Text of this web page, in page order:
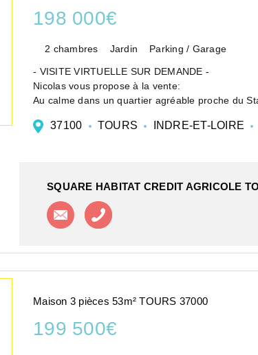
198 000€
2 chambres Jardin Parking / Garage
- VISITE VIRTUELLE SUR DEMANDE -
Nicolas vous propose à la vente:
Au calme dans un quartier agréable proche du
Elle se décompose comme suit : entrée, WC,
37100 TOURS INDRE-ET-LOIRE
SQUARE HABITAT CREDIT AGRICOLE
Contacter l'agence
Maison 3 pièces 53m² TOURS 37000
199 500€